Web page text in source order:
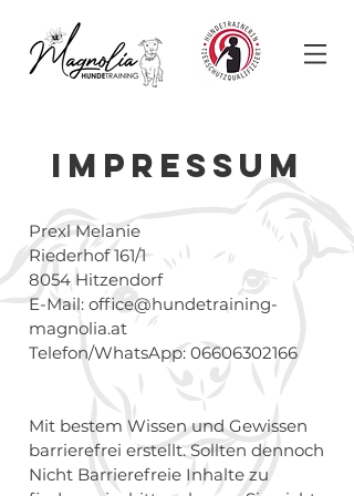
IMPRESSUM
Prexl Melanie
Riederhof 161/1
8054 Hitzendorf
E-Mail: office@hundetraining-
magnolia.at
Telefon/WhatsApp: 06606302166
Mit bestem Wissen und Gewissen
barrierefrei erstellt. Sollten dennoch
Nicht Barrierefreie Inhalte zu